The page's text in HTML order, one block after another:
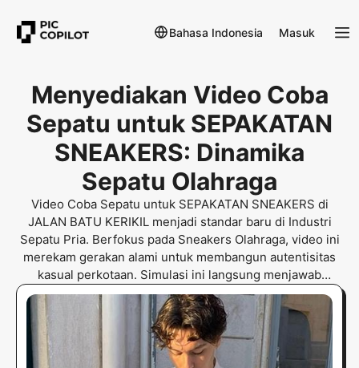
Bahasa Indonesia Masuk
Menyediakan Video Coba
Sepatu untuk SEPAKATAN
SNEAKERS: Dinamika
Sepatu Olahraga
Video Coba Sepatu untuk SEPAKATAN SNEAKERS di
JALAN BATU KERIKIL menjadi standar baru di Industri
Sepatu Pria. Berfokus pada Sneakers Olahraga, video ini
merekam gerakan alami untuk membangun autentisitas
kasual perkotaan. Simulasi ini langsung menjawab
masalah pas pada permukaan tidak rata, memastikan
relevansi pasar bagi pembeli streetwear global. Kompresi
midsole, kerutan vamp, daya genggam outsole, dan
fleksibilitas tekstil dikalibrasi untuk meniru fisika dunia
nyata.